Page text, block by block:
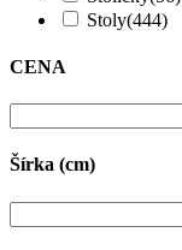
Stoly(444)
CENA
Šírka (cm)